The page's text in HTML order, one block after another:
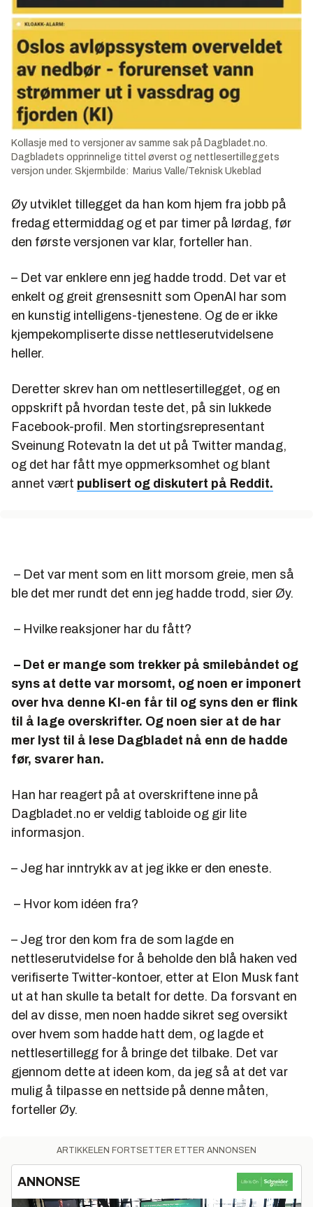
Kollasje med to versjoner av samme sak på Dagbladet.no.
Dagbladets opprinnelige tittel øverst og nettlesertilleggets
versjon under. Skjermbilde: Marius Valle/Teknisk Ukeblad
Øy utviklet tillegget da han kom hjem fra jobb på
fredag ettermiddag og et par timer på lørdag, før
den første versjonen var klar, forteller han.
– Det var enklere enn jeg hadde trodd. Det var et
enkelt og greit grensesnitt som OpenAI har som
en kunstig intelligens-tjenestene. Og de er ikke
kjempekompliserte disse nettleserutvidelsene
heller.
Deretter skrev han om nettlesertillegget, og en
oppskrift på hvordan teste det, på sin lukkede
Facebook-profil. Men stortingsrepresentant
Sveinung Rotevatn la det ut på Twitter mandag,
og det har fått mye oppmerksomhet og blant
annet vært publisert og diskutert på Reddit.
– Det var ment som en litt morsom greie, men så
ble det mer rundt det enn jeg hadde trodd, sier Øy.
– Hvilke reaksjoner har du fått?
– Det er mange som trekker på smilebåndet og
syns at dette var morsomt, og noen er imponert
over hva denne KI-en får til og syns den er flink
til å lage overskrifter. Og noen sier at de har
mer lyst til å lese Dagbladet nå enn de hadde
før, svarer han.
Han har reagert på at overskriftene inne på
Dagbladet.no er veldig tabloide og gir lite
informasjon.
– Jeg har inntrykk av at jeg ikke er den eneste.
– Hvor kom idéen fra?
– Jeg tror den kom fra de som lagde en
nettleserutvidelse for å beholde den blå haken ved
verifiserte Twitter-kontoer, etter at Elon Musk fant
ut at han skulle ta betalt for dette. Da forsvant en
del av disse, men noen hadde sikret seg oversikt
over hvem som hadde hatt dem, og lagde et
nettlesertillegg for å bringe det tilbake. Det var
gjennom dette at ideen kom, da jeg så at det var
mulig å tilpasse en nettside på denne måten,
forteller Øy.
ARTIKKELEN FORTSETTER ETTER ANNONSEN
ANNONSE